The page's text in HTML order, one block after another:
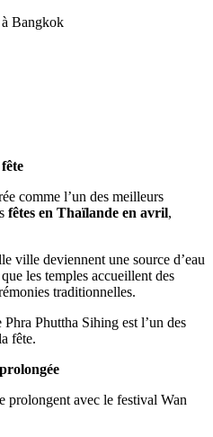
comme l’un des meilleurs
fêtes en Thaïlande en avril,
ville deviennent une source d’eau
les temples accueillent des
traditionnelles.
Phuttha Sihing est l’un des
fête.
prolongent avec le festival Wan